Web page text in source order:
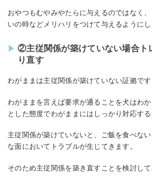
おやつもむやみやたらに与えるのではなく
いの時などメリハリをつけて与えるようにし
②主従関係が築けていない場合ト
り直す
わがままは主従関係が築けていない証拠です
わがままを言えば要求が通ることを犬はわ
とした態度でわがままにはしっかり対応する
主従関係が築けていないと、ご飯を食べな
な面においてトラブルが生じてきます。
そのため主従関係を築き直すことを検討して